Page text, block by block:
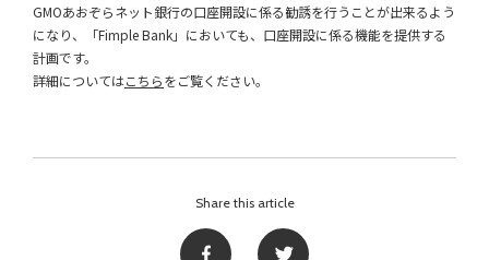
GMOあおぞらネット銀行の口座開設に係る勧誘を行うことが出来るよう
になり、「Fimple Bank」においても、口座開設に係る機能を提供する
計画です。
詳細についてはこちらをご覧ください。
Share this article